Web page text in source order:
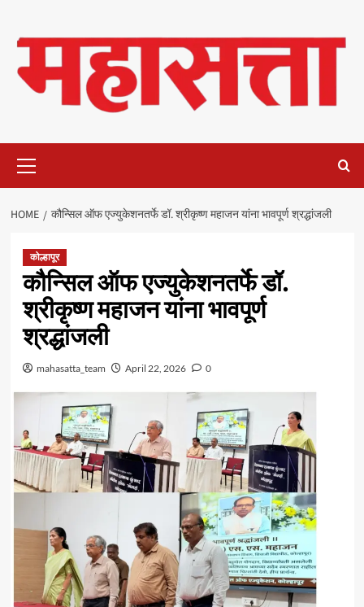
content
Menu
HOME कौन्सिल ऑफ एज्युकेशनतर्फे डॉ. श्रीकृष्ण महाजन यांना भावपूर्ण श्रद्धांजली
कोल्हापूर
कौन्सिल ऑफ एज्युकेशनतर्फे डॉ.
श्रीकृष्ण महाजन यांना भावपूर्ण
श्रद्धांजली
mahasatta_team April 22, 2026 0